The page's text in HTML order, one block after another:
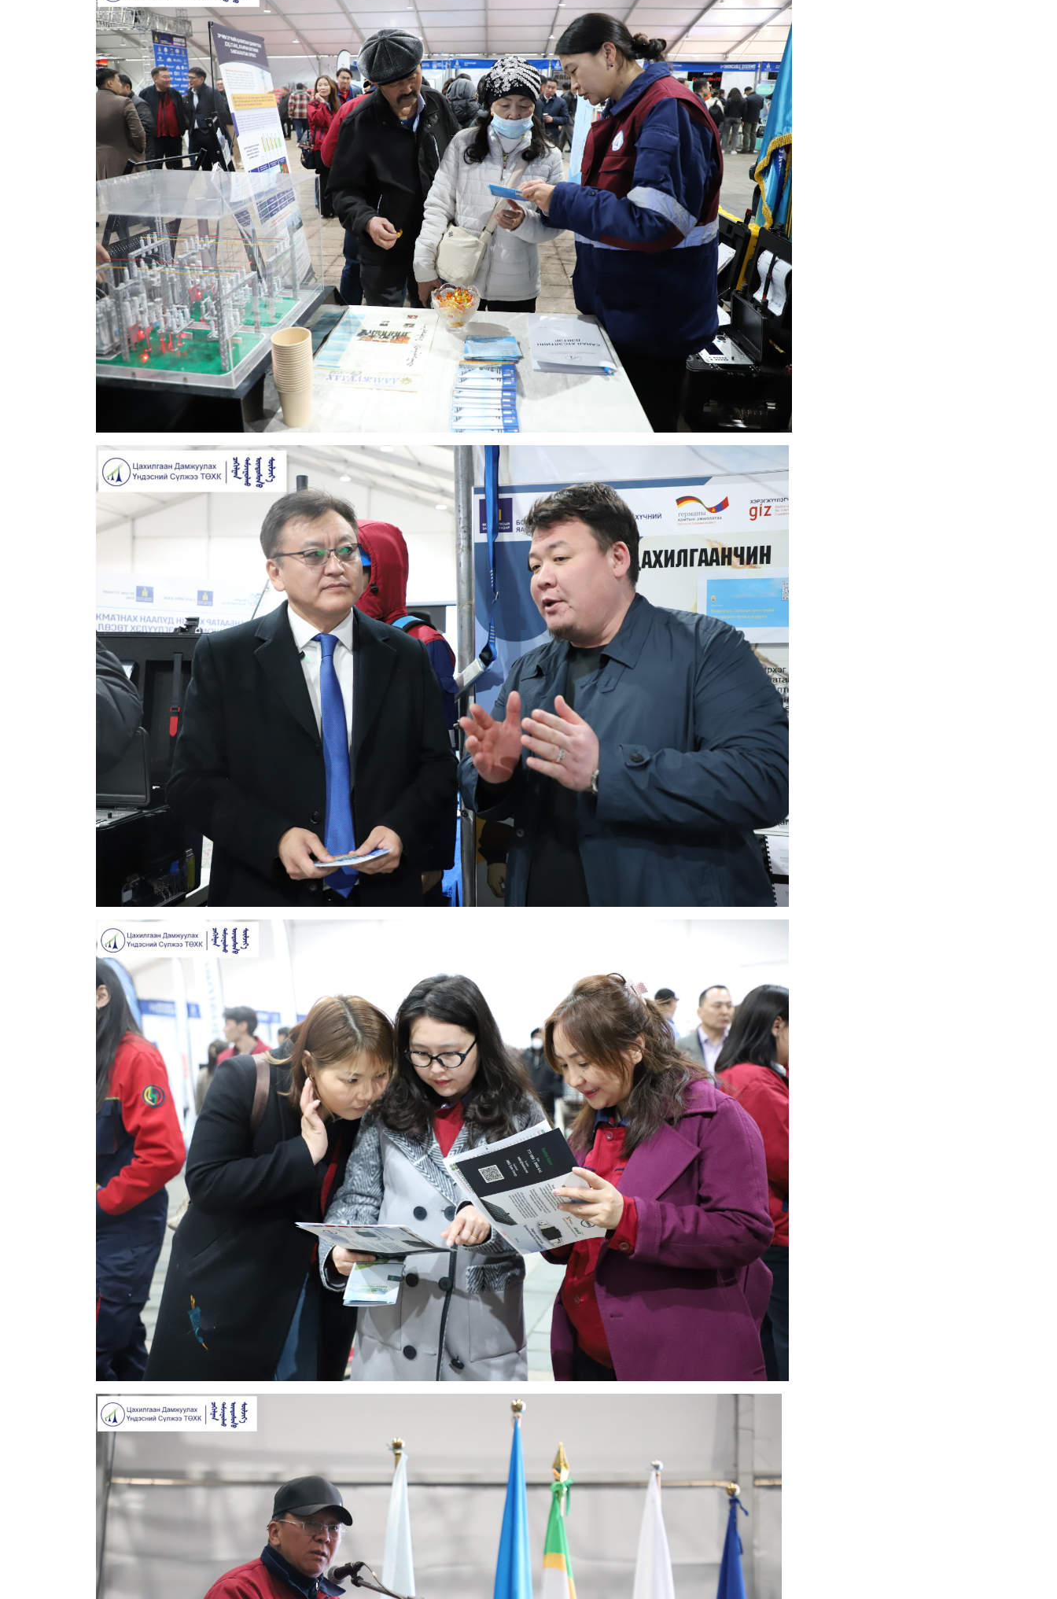
“Алтан Бэрс-2026” корпорацуудын
шатрын аварга шалгаруулах
тэмцээнд дэд байр эзэл...
2026-04-20
Нээлттэй ажлын байр
Улаанбаатар салбар - Суудлын
автомашины жолооч
2026-04-16
“Мэргэжлээ сонгоцгооё” өдөрлөг
зохион байгуулагдлаа
2026-04-15
“Мэргэжлээ сонгоцгооё” өдөрлөг
зохион байгуулагдлаа
Эрчим хүчний салбарын нээлттэй
хаалганы өдөрлөг